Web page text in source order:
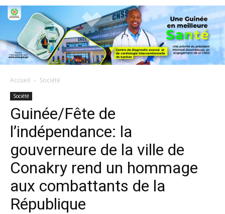
Accueil Société
Société
Guinée/Fête de
l’indépendance: la
gouverneure de la ville de
Conakry rend un hommage
aux combattants de la
République